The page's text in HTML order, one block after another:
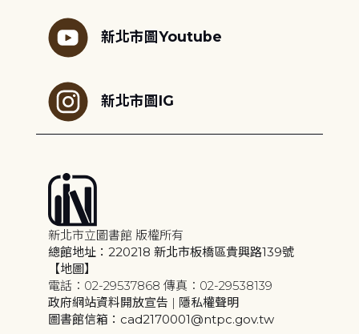
新北市圖Youtube
新北市圖IG
新北市立圖書館 版權所有
總館地址：220218 新北市板橋區貴興路139號
【地圖】
電話：02-29537868 傳真：02-29538139
政府網站資料開放宣告 | 隱私權聲明
圖書館信箱：cad2170001@ntpc.gov.tw